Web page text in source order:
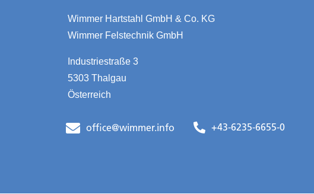
Wimmer Hartstahl GmbH & Co. KG
Wimmer Felstechnik GmbH
Industriestraße 3
5303 Thalgau
Österreich
office@wimmer.info +43-6235-6655-0